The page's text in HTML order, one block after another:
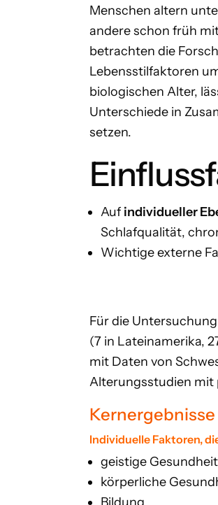
Menschen altern
andere schon früh
betrachten die
Lebensstilfaktoren
biologischen Alter,
Unterschiede in
setzen.
Auf individueller
Schlafqualität,
Wichtigeexterne
Für die
(7 in Lateinamerika,
mit Daten von
Alterungsstudien mit
Individuelle Faktoren,
geistige Gesundheit
körperliche